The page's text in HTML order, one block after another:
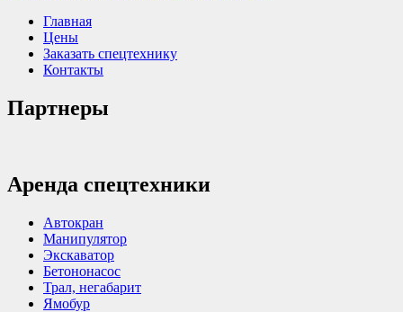
Главная
Цены
Заказать спецтехнику
Контакты
Партнеры
Аренда спецтехники
Автокран
Манипулятор
Экскаватор
Бетононасос
Трал, негабарит
Ямобур